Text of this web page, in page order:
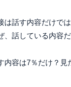
す内容だけでは
している内容だ
は7％だけ？見